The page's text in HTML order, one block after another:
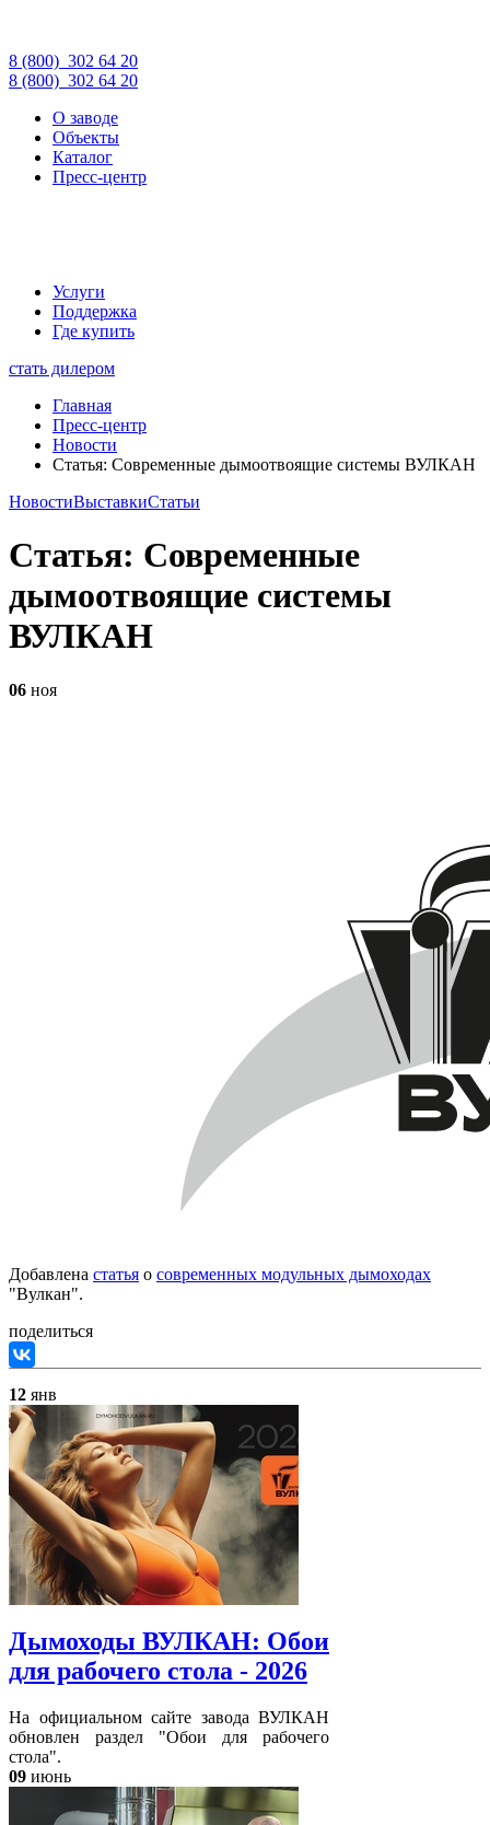
8 (800) 302 64 20
8 (800) 302 64 20
О заводе
Объекты
Каталог
Пресс-центр
Услуги
Поддержка
Где купить
стать дилером
Главная
Пресс-центр
Новости
Статья: Современные дымоотвоящие системы ВУЛКАН
НовостиВыставкиСтатьи
Статья: Современные
дымоотвоящие системы
ВУЛКАН
06 ноя
Добавлена статья о современных модульных дымоходах
"Вулкан".
поделиться
12 янв
Дымоходы ВУЛКАН: Обои
для рабочего стола - 2026
На официальном сайте завода ВУЛКАН
обновлен раздел "Обои для рабочего
стола".
09 июнь